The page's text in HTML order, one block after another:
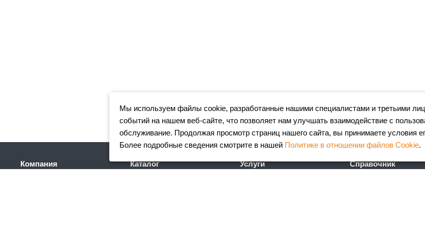
Компания Каталог Услуги Справочник
Мы используем файлы cookie, разработанные нашими специалистами и третьими
событий на нашем веб-сайте, что позволяет нам улучшать взаимодействие с
обслуживание. Продолжая просмотр страниц нашего сайта, вы принимаете условия
Более подробные сведения смотрите в нашей Политике в отношении файлов Cookie.